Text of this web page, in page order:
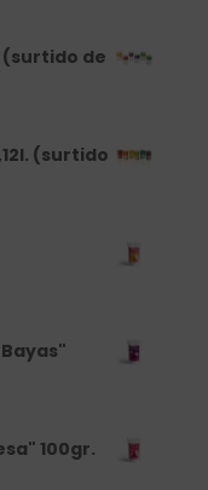
(surtido de
(surtido
100gr.